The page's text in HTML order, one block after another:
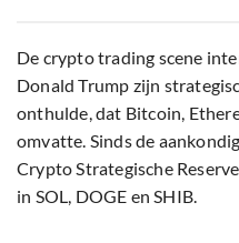
De crypto trading scene
Donald Trump zijn
onthulde, dat Bitcoin,
omvatte. Sinds de
Crypto Strategische
in SOL, DOGE en SHIB.